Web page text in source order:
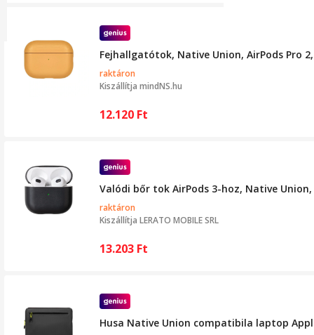
Fejhallgatótok, Native Union, AirPods Pro
raktáron
Kiszállítja mindNS.hu
12.120 Ft
Valódi bőr tok AirPods 3-hoz, Native
raktáron
Kiszállítja LERATO MOBILE SRL
13.203 Ft
Husa Native Union compatibila laptop